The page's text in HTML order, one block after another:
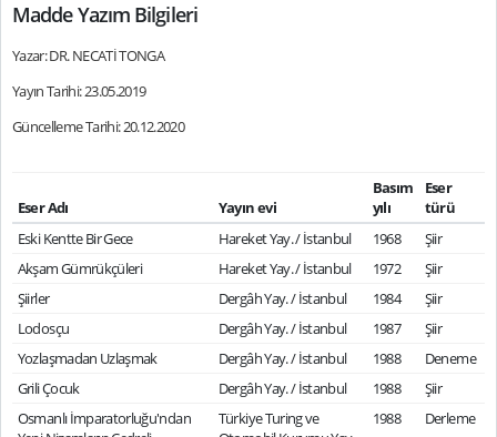
Madde Yazım Bilgileri
Yazar: DR. NECATİ TONGA
Yayın Tarihi: 23.05.2019
Güncelleme Tarihi: 20.12.2020
Eser Adı Yayın evi
Basım
yılı
Eser
türü
Eski Kentte Bir Gece
Hareket Yay. / İstanbul 1968
Şiir
Akşam Gümrükçüleri
Hareket Yay. / İstanbul 1972
Şiir
Şiirler
Dergâh Yay. / İstanbul 1984
Şiir
Lodosçu
Dergâh Yay. / İstanbul 1987
Şiir
Yozlaşmadan Uzlaşmak
Dergâh Yay. / İstanbul 1988
Deneme
Grili Çocuk
Dergâh Yay. / İstanbul 1988
Şiir
Osmanlı İmparatorluğu'ndan
Türkiye Turing ve
1988 Derleme